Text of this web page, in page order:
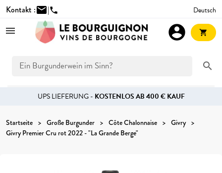
Kontakt :mail|phone Deutsch
search
account_circle shopping_cart
UPS LIEFERUNG - KOSTENLOS AB 400 € KAUF
Startseite Große Burgunder Côte Chalonnaise
Givry
Givry Premier Cru rot 2022 - "La Grande Berge"